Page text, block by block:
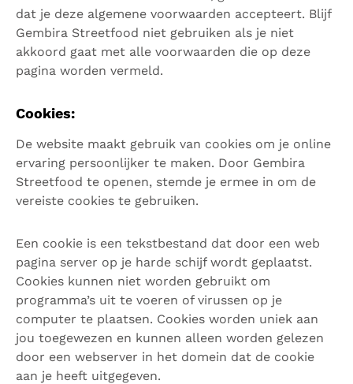
dat je deze algemene voorwaarden accepteert. Blijf
Gembira Streetfood niet gebruiken als je niet
akkoord gaat met alle voorwaarden die op deze
pagina worden vermeld.
Cookies:
De website maakt gebruik van cookies om je online
ervaring persoonlijker te maken. Door Gembira
Streetfood te openen, stemde je ermee in om de
vereiste cookies te gebruiken.
Een cookie is een tekstbestand dat door een web
pagina server op je harde schijf wordt geplaatst.
Cookies kunnen niet worden gebruikt om
programma’s uit te voeren of virussen op je
computer te plaatsen. Cookies worden uniek aan
jou toegewezen en kunnen alleen worden gelezen
door een webserver in het domein dat de cookie
aan je heeft uitgegeven.